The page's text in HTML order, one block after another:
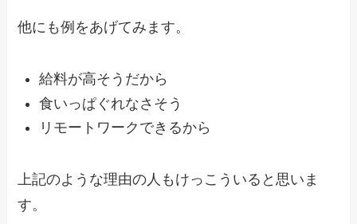
他にも例をあげてみます。
給料が高そうだから
食いっぱぐれなさそう
リモートワークできるから
上記のような理由の人もけっこういると思いま
す。